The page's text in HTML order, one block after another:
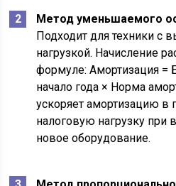
Метод уменьшаемого
Подходит для техники с
нагрузкой. Начисление
формуле: Амортизация =
начало года × Норма
ускоряет амортизацию
налоговую нагрузку при
новое оборудование.